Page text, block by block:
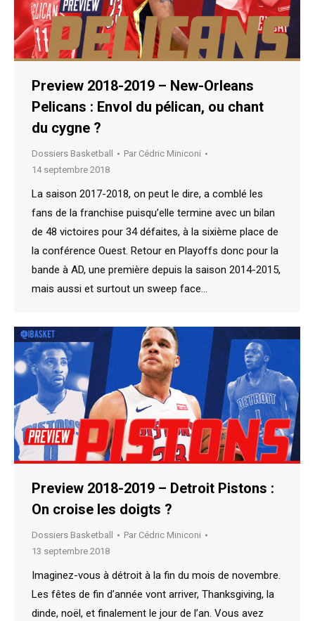
Preview 2018-2019 – New-Orleans
Pelicans : Envol du pélican, ou chant
du cygne ?
Dossiers Basketball Par Cédric Miniconi
14 septembre 2018
La saison 2017-2018, on peut le dire, a comblé les
fans de la franchise puisqu’elle termine avec un bilan
de 48 victoires pour 34 défaites, à la sixième place de
la conférence Ouest. Retour en Playoffs donc pour la
bande à AD, une première depuis la saison 2014-2015,
mais aussi et surtout un sweep face…
Preview 2018-2019 – Detroit Pistons :
On croise les doigts ?
Dossiers Basketball Par Cédric Miniconi
13 septembre 2018
Imaginez-vous à détroit à la fin du mois de novembre.
Les fêtes de fin d’année vont arriver, Thanksgiving, la
dinde, noël, et finalement le jour de l’an. Vous avez